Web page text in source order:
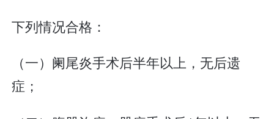
下列情况合格：
（一）阑尾炎手术后半年以上，无后遗
症；